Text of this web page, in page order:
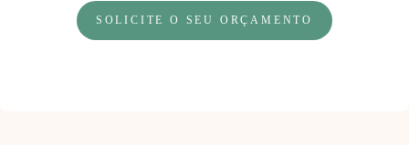
SOLICITE O SEU ORÇAMENTO